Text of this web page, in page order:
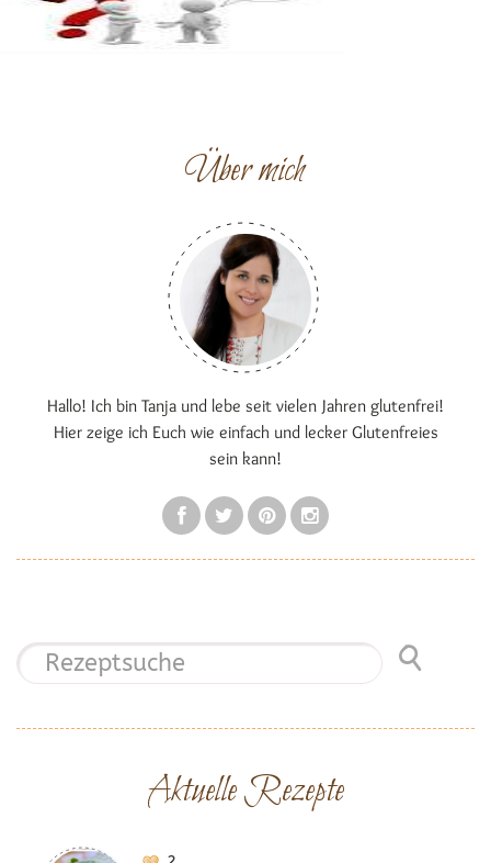
Über mich
Hallo! Ich bin Tanja und lebe seit vielen Jahren glutenfrei!
Hier zeige ich Euch wie einfach und lecker Glutenfreies
sein kann!
Aktuelle Rezepte